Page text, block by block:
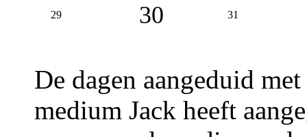
29 30 31
De dagen aangeduid
medium Jack heeft